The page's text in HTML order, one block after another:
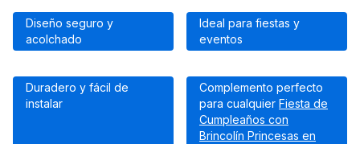
Diseño seguro y
acolchado
Ideal para fiestas y
eventos
Duradero y fácil de
instalar
Complemento perfecto
para cualquier Fiesta de
Cumpleaños con
Brincolín Princesas en